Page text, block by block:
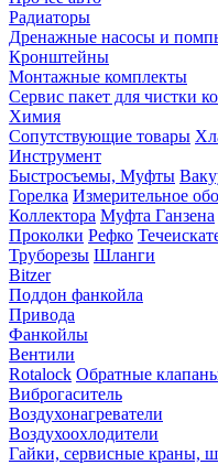
Радиаторы
Дренажные насосы и
Кронштейны
Монтажные комплекты
Сервис пакет для чистки
Химия
Сопутствующие товары
Инструмент
Быстросъемы, Муфты
Горелка Измерительное
Коллектора Муфта Ганзена
Проколки Рефко
Труборезы Шланги
Bitzer
Поддон фанкойла
Привода
Фанкойлы
Вентили
Rotalock Обратные
Виброгаситель
Воздухонагреватели
Воздухоохлодители
Гайки, сервисные краны,